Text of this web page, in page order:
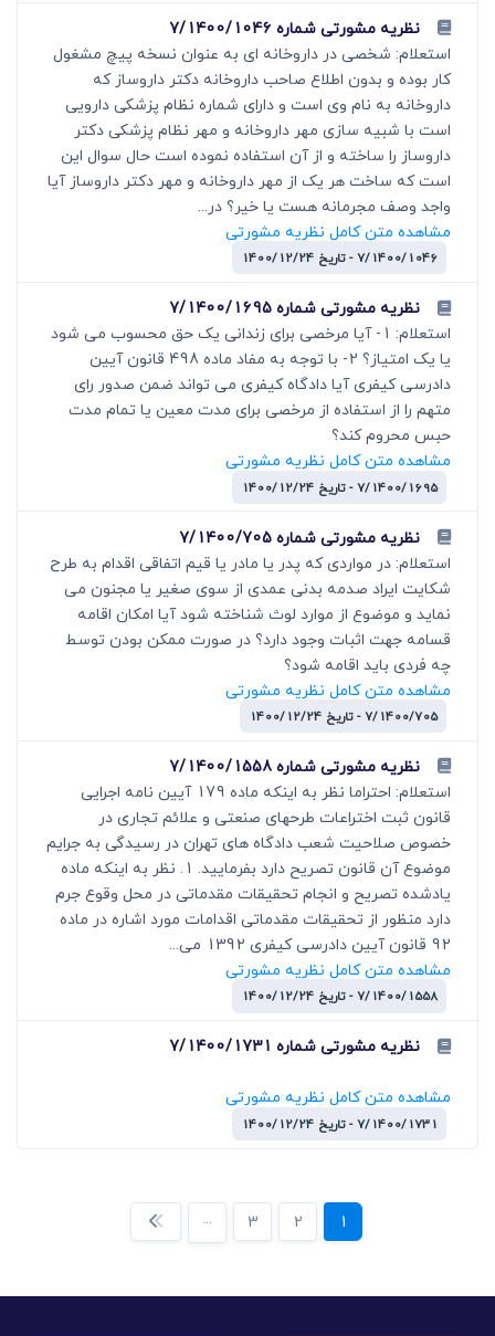
نظریه مشورتی شماره 7/1400/1046
استعلام: شخصی در داروخانه ای به عنوان نسخه پیچ مشغول
کار بوده و بدون اطلاع صاحب داروخانه دکتر داروساز که
داروخانه به نام وی است و دارای شماره نظام پزشکی دارویی
است با شبیه سازی مهر داروخانه و مهر نظام پزشکی دکتر
داروساز را ساخته و از آن استفاده نموده است حال سوال این
است که ساخت هر یک از مهر داروخانه و مهر دکتر داروساز آیا
واجد وصف مجرمانه هست یا خیر؟ در...
مشاهده متن کامل نظریه مشورتی
7/1400/1046 - تاریخ 1400/12/24
نظریه مشورتی شماره 7/1400/1695
استعلام: 1- آیا مرخصی برای زندانی یک حق محسوب می شود
یا یک امتیاز؟ 2- با توجه به مفاد ماده 498 قانون آیین
دادرسی کیفری آیا دادگاه کیفری می تواند ضمن صدور رای
متهم را از استفاده از مرخصی برای مدت معین یا تمام مدت
حبس محروم کند؟
مشاهده متن کامل نظریه مشورتی
7/1400/1695 - تاریخ 1400/12/24
نظریه مشورتی شماره 7/1400/705
استعلام: در مواردی که پدر یا مادر یا قیم اتفاقی اقدام به طرح
شکایت ایراد صدمه بدنی عمدی از سوی صغیر یا مجنون می
نماید و موضوع از موارد لوث شناخته شود آیا امکان اقامه
قسامه جهت اثبات وجود دارد؟ در صورت ممکن بودن توسط
چه فردی باید اقامه شود؟
مشاهده متن کامل نظریه مشورتی
7/1400/705 - تاریخ 1400/12/24
نظریه مشورتی شماره 7/1400/1558
استعلام: احتراما نظر به اینکه ماده 179 آیین نامه اجرایی
قانون ثبت اختراعات طرحهای صنعتی و علائم تجاری در
خصوص صلاحیت شعب دادگاه های تهران در رسیدگی به جرایم
موضوع آن قانون تصریح دارد بفرمایید. 1. نظر به اینکه ماده
یادشده تصریح و انجام تحقیقات مقدماتی در محل وقوع جرم
دارد منظور از تحقیقات مقدماتی اقدامات مورد اشاره در ماده
92 قانون آیین دادرسی کیفری 1392 می...
مشاهده متن کامل نظریه مشورتی
7/1400/1558 - تاریخ 1400/12/24
نظریه مشورتی شماره 7/1400/1731
مشاهده متن کامل نظریه مشورتی
7/1400/1731 - تاریخ 1400/12/24
... 3 2 1